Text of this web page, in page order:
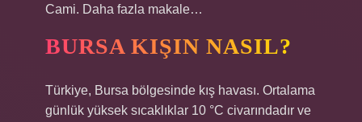
Cami. Daha fazla makale…
BURSA KIŞIN NASIL?
Türkiye, Bursa bölgesinde kış havası. Ortalama
günlük yüksek sıcaklıklar 10 °C civarındadır ve